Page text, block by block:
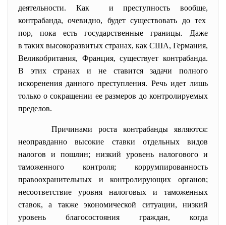
деятельности. Как и преступность вообще,
контрабанда, очевидно, будет существовать до тех
пор, пока есть государственные границы. Даже
в таких высокоразвитых странах, как США, Германия,
Великобритания, Франция, существует контрабанда.
В этих странах и не ставится задачи полного
искоренения данного преступления. Речь идет лишь
только о сокращении ее размеров до контролируемых
пределов.
Причинами роста контрабанды являются:
неоправданно высокие ставки отдельных видов
налогов и пошлин; низкий уровень налогового и
таможенного контроля; коррумпированность
правоохранительных и контролирующих органов;
несоответствие уровня налоговых и таможенных
ставок, а также экономической ситуации, низкий
уровень благосостояния граждан, когда